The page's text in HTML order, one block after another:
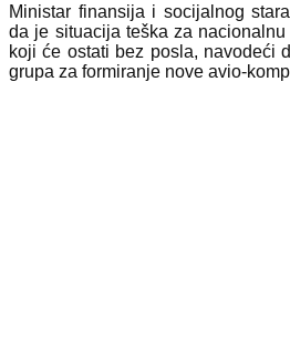
Ministar finansija i socijalnog
da je situacija teška za
koji će ostati bez posla, navodeći
grupa za formiranje nove avio-